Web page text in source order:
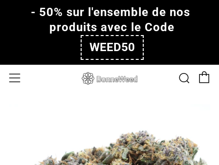
- 50% sur l'ensemble de nos
produits avec le Code
WEED50
Menu